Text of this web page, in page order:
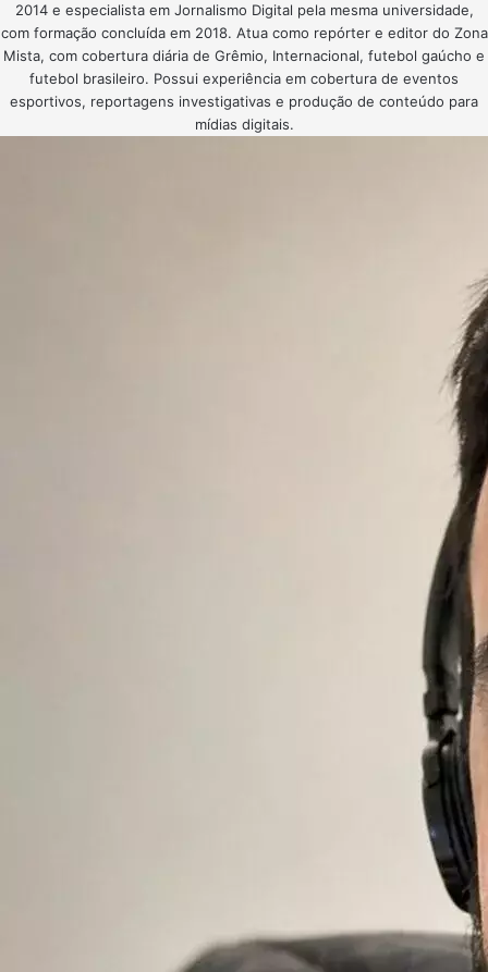
2014 e especialista em Jornalismo Digital pela mesma universidade,
com formação concluída em 2018. Atua como repórter e editor do Zona
Mista, com cobertura diária de Grêmio, Internacional, futebol gaúcho e
futebol brasileiro. Possui experiência em cobertura de eventos
esportivos, reportagens investigativas e produção de conteúdo para
mídias digitais.